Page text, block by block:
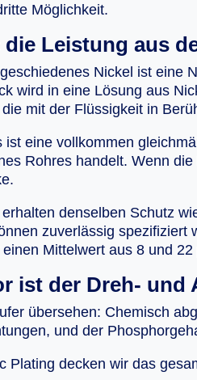
Möglichkeit.
die Leistung aus
Nickel ist eine
wird in eine Lösung aus
mit der Flüssigkeit in
ist eine vollkommen
Rohres handelt. Wenn
denselben Schutz
zuverlässig
Mittelwert aus 8 und
ist der Dreh- und
übersehen: Chemisch
und der
Plating decken wir das